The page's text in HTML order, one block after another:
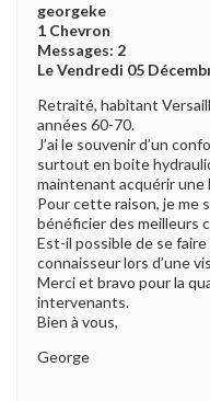
georgeke
1 Chevron
Messages: 2
Le Vendredi 05
Retraité, habitant
années 60-70.
J’ai le souvenir d’un
surtout en boite
maintenant acquérir une
Pour cette raison, je me
bénéficier des meilleurs
Est-il possible de se
connaisseur lors d’une
Merci et bravo pour la
intervenants.
Bien à vous,
George